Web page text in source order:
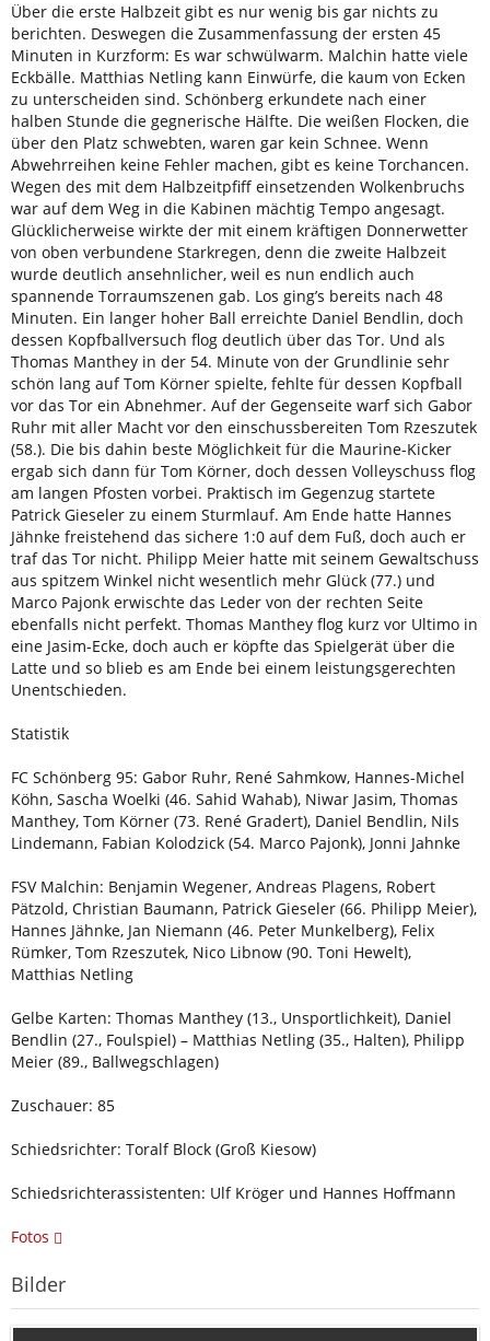
Über die erste Halbzeit gibt es nur wenig bis gar nichts zu
berichten. Deswegen die Zusammenfassung der ersten 45
Minuten in Kurzform: Es war schwülwarm. Malchin hatte viele
Eckbälle. Matthias Netling kann Einwürfe, die kaum von Ecken
zu unterscheiden sind. Schönberg erkundete nach einer
halben Stunde die gegnerische Hälfte. Die weißen Flocken, die
über den Platz schwebten, waren gar kein Schnee. Wenn
Abwehrreihen keine Fehler machen, gibt es keine Torchancen.
Wegen des mit dem Halbzeitpfiff einsetzenden Wolkenbruchs
war auf dem Weg in die Kabinen mächtig Tempo angesagt.
Glücklicherweise wirkte der mit einem kräftigen Donnerwetter
von oben verbundene Starkregen, denn die zweite Halbzeit
wurde deutlich ansehnlicher, weil es nun endlich auch
spannende Torraumszenen gab. Los ging’s bereits nach 48
Minuten. Ein langer hoher Ball erreichte Daniel Bendlin, doch
dessen Kopfballversuch flog deutlich über das Tor. Und als
Thomas Manthey in der 54. Minute von der Grundlinie sehr
schön lang auf Tom Körner spielte, fehlte für dessen Kopfball
vor das Tor ein Abnehmer. Auf der Gegenseite warf sich Gabor
Ruhr mit aller Macht vor den einschussbereiten Tom Rzeszutek
(58.). Die bis dahin beste Möglichkeit für die Maurine-Kicker
ergab sich dann für Tom Körner, doch dessen Volleyschuss flog
am langen Pfosten vorbei. Praktisch im Gegenzug startete
Patrick Gieseler zu einem Sturmlauf. Am Ende hatte Hannes
Jähnke freistehend das sichere 1:0 auf dem Fuß, doch auch er
traf das Tor nicht. Philipp Meier hatte mit seinem Gewaltschuss
aus spitzem Winkel nicht wesentlich mehr Glück (77.) und
Marco Pajonk erwischte das Leder von der rechten Seite
ebenfalls nicht perfekt. Thomas Manthey flog kurz vor Ultimo in
eine Jasim-Ecke, doch auch er köpfte das Spielgerät über die
Latte und so blieb es am Ende bei einem leistungsgerechten
Unentschieden.
Statistik
FC Schönberg 95: Gabor Ruhr, René Sahmkow, Hannes-Michel
Köhn, Sascha Woelki (46. Sahid Wahab), Niwar Jasim, Thomas
Manthey, Tom Körner (73. René Gradert), Daniel Bendlin, Nils
Lindemann, Fabian Kolodzick (54. Marco Pajonk), Jonni Jahnke
FSV Malchin: Benjamin Wegener, Andreas Plagens, Robert
Pätzold, Christian Baumann, Patrick Gieseler (66. Philipp Meier),
Hannes Jähnke, Jan Niemann (46. Peter Munkelberg), Felix
Rümker, Tom Rzeszutek, Nico Libnow (90. Toni Hewelt),
Matthias Netling
Gelbe Karten: Thomas Manthey (13., Unsportlichkeit), Daniel
Bendlin (27., Foulspiel) – Matthias Netling (35., Halten), Philipp
Meier (89., Ballwegschlagen)
Zuschauer: 85
Schiedsrichter: Toralf Block (Groß Kiesow)
Schiedsrichterassistenten: Ulf Kröger und Hannes Hoffmann
Fotos
Bilder